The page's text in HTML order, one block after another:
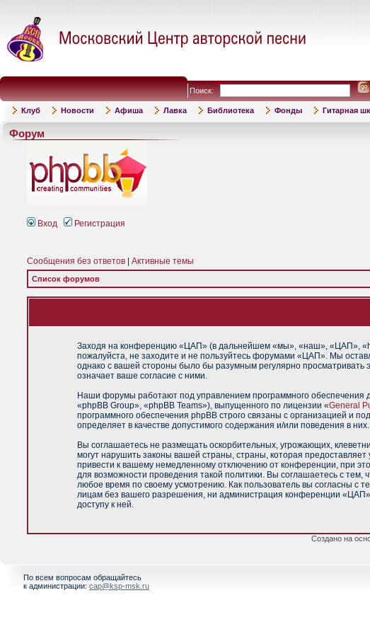
Поиск:
Клуб Новости Афиша Лавка Библиотека Фонды Гитарная
Форум
Вход Регистрация
Сообщения без ответов Активные темы
Список форумов
Заходя на конференцию «ЦАП» (в дальнейшем «мы», «наш», «ЦАП»,
пожалуйста, не заходите и не пользуйтесь форумами «ЦАП». Мы
однако с вашей стороны было бы разумным регулярно просматривать
означает ваше согласие с ними.
Наши форумы работают под управлением программного обеспечения
«phpBB Group», «phpBB Teams»), выпущенного по лицензии «General
программного обеспечения phpBB строго связаны с организацией и
определяет в качестве допустимого содержания и/или поведения в
Вы соглашаетесь не размещать оскорбительных, угрожающих,
могут нарушить законы вашей страны, страны, которая
привести к вашему немедленному отключению от конференции, при
для возможности проведения такой политики. Вы соглашаетесь с
любое время по своему усмотрению. Как пользователь вы согласны с
лицам без вашего разрешения, ни администрация конференции
доступу к ней.
Создано на
По всем вопросам обращайтесь
к администрации: cap@ksp-msk.ru